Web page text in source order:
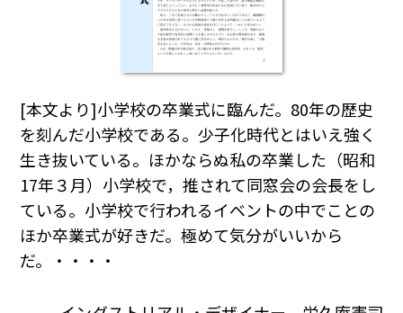
[本文より]小学校の卒業式に臨んだ。80年の歴史
を刻んだ小学校である。少子化時代とはいえ強く
生き抜いている。ほかならぬ私の卒業した（昭和
17年３月）小学校で，推されて同窓会の会長をし
ている。小学校で行われるイベントの中でことの
ほか卒業式が好きだ。極めて気分がいいから
だ。・・・・